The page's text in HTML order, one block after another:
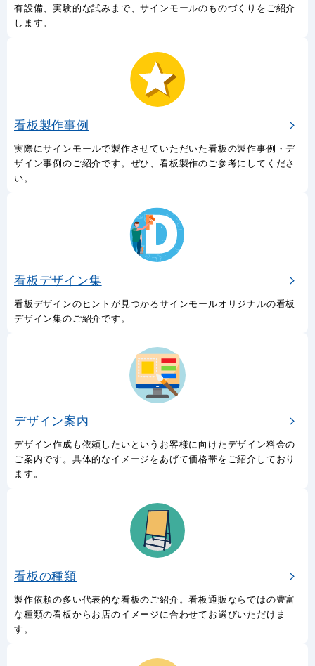
有設備、実験的な試みまで、サインモールのものづくりをご紹介
します。
看板製作事例
実際にサインモールで製作させていただいた看板の製作事例・デ
ザイン事例のご紹介です。ぜひ、看板製作のご参考にしてくださ
い。
看板デザイン集
看板デザインのヒントが見つかるサインモールオリジナルの看板
デザイン集のご紹介です。
デザイン案内
デザイン作成も依頼したいというお客様に向けたデザイン料金の
ご案内です。具体的なイメージをあげて価格帯をご紹介しており
ます。
看板の種類
製作依頼の多い代表的な看板のご紹介。看板通販ならではの豊富
な種類の看板からお店のイメージに合わせてお選びいただけま
す。